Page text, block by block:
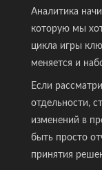
Аналитика
которую мы
цикла игры
меняется и
Если
отдельности,
изменений в
быть просто
принятия